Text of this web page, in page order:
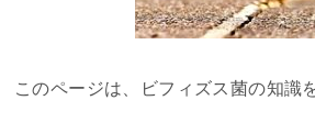
このページは、ビフィズス菌の知識